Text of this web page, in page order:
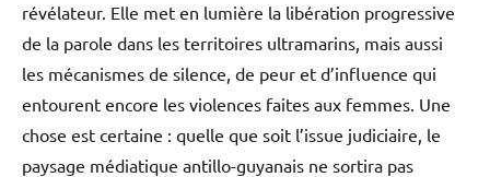
révélateur. Elle met en lumière la libération progressive
de la parole dans les territoires ultramarins, mais aussi
les mécanismes de silence, de peur et d’influence qui
entourent encore les violences faites aux femmes. Une
chose est certaine : quelle que soit l’issue judiciaire, le
paysage médiatique antillo-guyanais ne sortira pas